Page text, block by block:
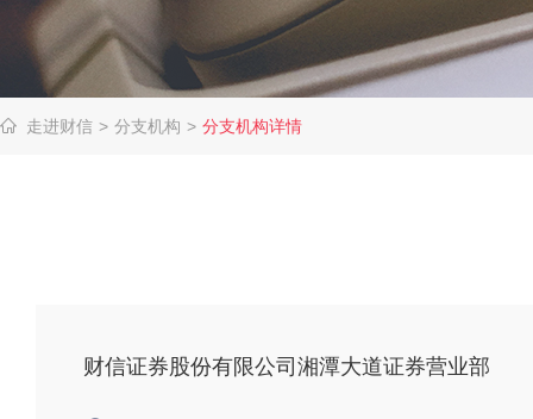
走进财信 > 分支机构 > 分支机构详情
财信证券股份有限公司湘潭大道证券营业部